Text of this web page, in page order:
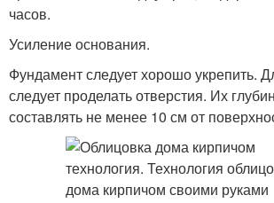
часов.
Усиление основания.
Фундамент следует хорошо укрепить.
следует проделать отверстия. Их
составлять не менее 10 см от